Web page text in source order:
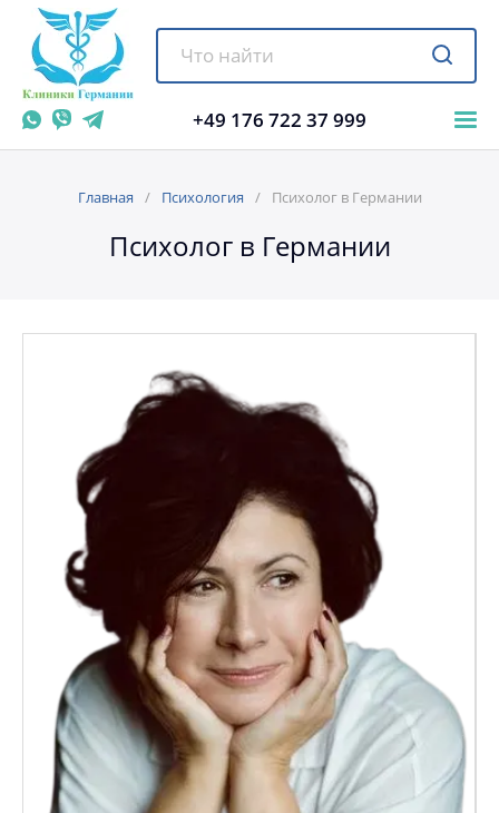
+49 176 722 37 999
Главная Психология Психолог в Германии
Психолог в Германии